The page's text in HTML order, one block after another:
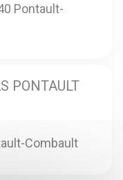
Pontault-
PONTAULT
Combault